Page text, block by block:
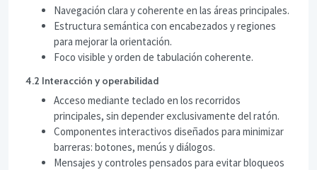
Navegación clara y coherente en las áreas principales.
Estructura semántica con encabezados y regiones
para mejorar la orientación.
Foco visible y orden de tabulación coherente.
4.2 Interacción y operabilidad
Acceso mediante teclado en los recorridos
principales, sin depender exclusivamente del ratón.
Componentes interactivos diseñados para minimizar
barreras: botones, menús y diálogos.
Mensajes y controles pensados para evitar bloqueos